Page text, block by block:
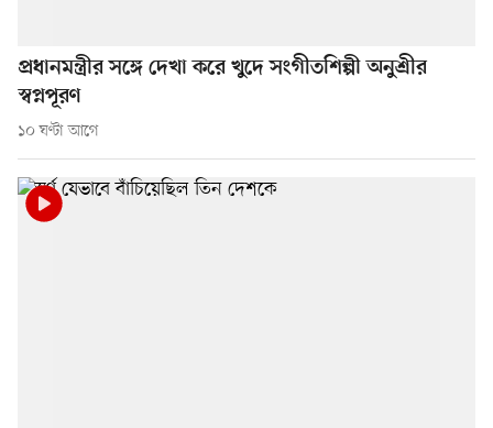
প্রধানমন্ত্রীর সঙ্গে দেখা করে খুদে সংগীতশিল্পী অনুশ্রীর
স্বপ্নপূরণ
১০ ঘণ্টা আগে